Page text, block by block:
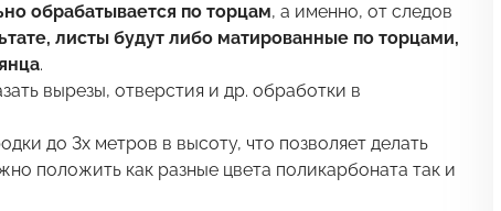
обрабатывается по торцам, а именно, от следов
листы будут либо матированные по торцами,
.
вырезы, отверстия и др. обработки в
до 3х метров в высоту, что позволяет делать
положить как разные цвета поликарбоната так и